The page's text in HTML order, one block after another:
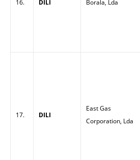
16. DILI Borala, Lda
17. DILI
East Gas
Corporation, Lda